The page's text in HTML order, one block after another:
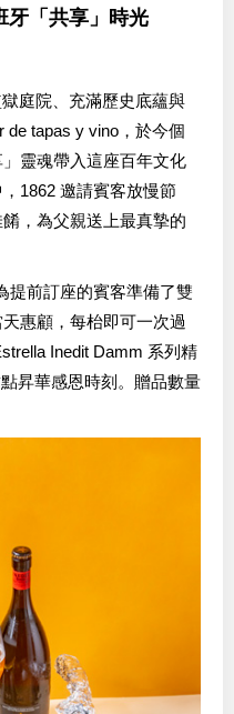
牙「共享」時光
庭院、充滿歷史底蘊與
de tapas y vino，於今個
靈魂帶入這座百年文化
1862 邀請賓客放慢節
，為父親送上最真摯的
提前訂座的賓客準備了雙
惠顧，每枱即可一次過
Inedit Damm 系列精
昇華感恩時刻。贈品數量